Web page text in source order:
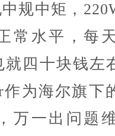
中矩，
常水平，每
就四十块钱左
作为海尔旗下
万一出问题